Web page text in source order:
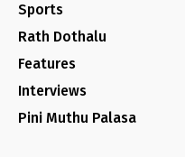
Sports
Rath Dothalu
Features
Interviews
Pini Muthu Palasa